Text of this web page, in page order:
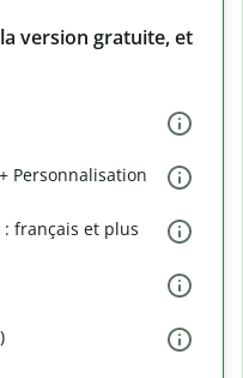
version gratuite, et
Personnalisation
: français et plus